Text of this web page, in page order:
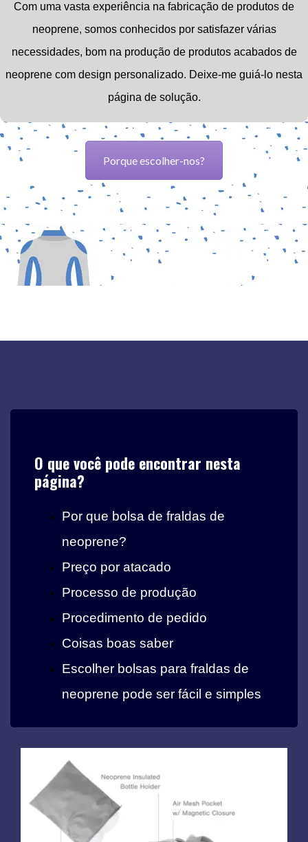
Com uma vasta experiência na fabricação de produtos de
neoprene, somos conhecidos por satisfazer várias
necessidades, bom na produção de produtos acabados de
neoprene com design personalizado. Deixe-me guiá-lo nesta
página de solução.
Porque escolher-nos?
O que você pode encontrar nesta
página?
Por que bolsa de fraldas de
neoprene?
Preço por atacado
Processo de produção
Procedimento de pedido
Coisas boas saber
Escolher bolsas para fraldas de
neoprene pode ser fácil e simples